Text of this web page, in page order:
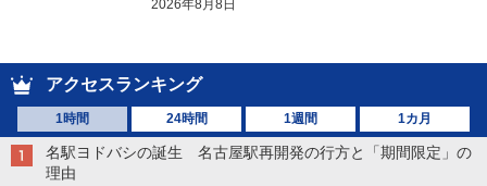
2026年8月8日
アクセスランキング
1時間 24時間 1週間 1カ月
名駅ヨドバシの誕生 名古屋駅再開発の行方と「期間限定」の
理由